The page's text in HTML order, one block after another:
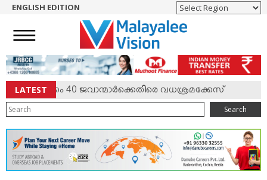
NEWS
ENGLISH
NRI
ENTERTAINMENT
MV SPECIAL
SPORTS
LIFESTYLE
TECH & AUTO
ENGLISH EDITION
LATEST
ജവാന്മാര്‍ക്കെതിരെ വധശ്രമക്കേസ് ♦
Search